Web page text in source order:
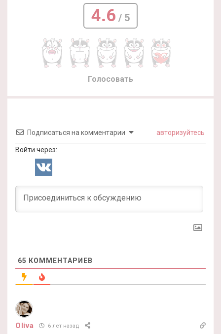
4.6 / 5
Голосовать
Подписаться на комментарии авторизуйтесь
Войти через:
65 КОММЕНТАРИЕВ
Oliva 6 лет назад